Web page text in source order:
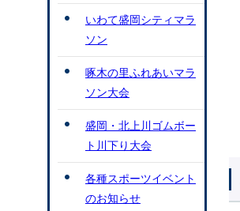
いわて盛岡シティマラ
ソン
啄木の里ふれあいマラ
ソン大会
盛岡・北上川ゴムボー
ト川下り大会
各種スポーツイベント
のお知らせ